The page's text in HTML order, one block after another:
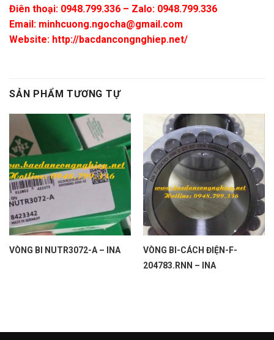
Điên thoại: 0948.799.336 – Zalo: 0948.799.336
Email: minhcuong.ngocha@gmail.com
Website: http://bacdancongnghiep.net/
SẢN PHẨM TƯƠNG TỰ
VÒNG BI NUTR3072-A – INA
VÒNG BI-CÁCH ĐIỆN-F-
204783.RNN – INA